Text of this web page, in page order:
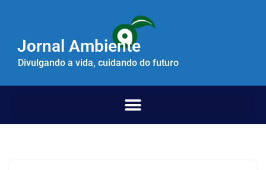
paraJornal Ambiente
Divulgando a vida, cuidando do futuro